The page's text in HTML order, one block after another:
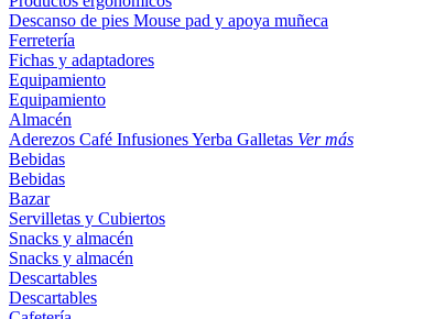
Descanso de pies Mouse pad y apoya muñeca
Ferretería
Fichas y adaptadores
Equipamiento
Equipamiento
Almacén
Aderezos Café InfusionesYerba Galletas Ver más
Bebidas
Bebidas
Bazar
Servilletas y Cubiertos
Snacks y almacén
Snacks y almacén
Descartables
Descartables